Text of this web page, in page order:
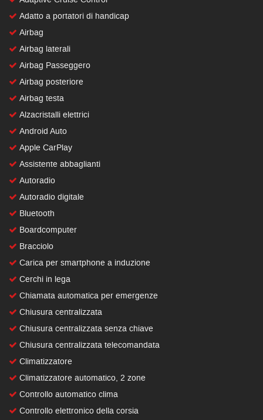
Adatto a portatori di handicap
Airbag
Airbag laterali
Airbag Passeggero
Airbag posteriore
Airbag testa
Alzacristalli elettrici
Android Auto
Apple CarPlay
Assistente abbaglianti
Autoradio
Autoradio digitale
Bluetooth
Boardcomputer
Bracciolo
Carica per smartphone a induzione
Cerchi in lega
Chiamata automatica per emergenze
Chiusura centralizzata
Chiusura centralizzata senza chiave
Chiusura centralizzata telecomandata
Climatizzatore
Climatizzatore automatico, 2 zone
Controllo automatico clima
Controllo elettronico della corsia